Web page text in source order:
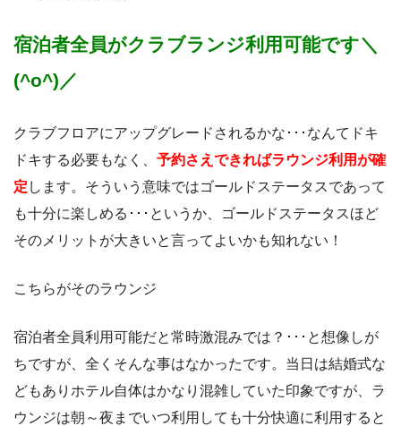
宿泊者全員がクラブランジ利用可能です＼
(^o^)／
クラブフロアにアップグレードされるかな･･･なんてドキ
ドキする必要もなく、 予約さえできればラウンジ利用が確
定 します。そういう意味ではゴールドステータスであって
も十分に楽しめる･･･というか、ゴールドステータスほど
そのメリットが大きいと言ってよいかも知れない！
こちらがそのラウンジ
宿泊者全員利用可能だと常時激混みでは？･･･と想像しが
ちですが、全くそんな事はなかったです。当日は結婚式な
どもありホテル自体はかなり混雑していた印象ですが、ラ
ウンジは朝～夜までいつ利用しても十分快適に利用すると